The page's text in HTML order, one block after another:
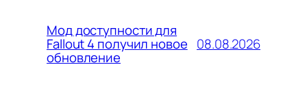
Мод доступности для
Fallout 4 получил новое
обновление
08.08.2026